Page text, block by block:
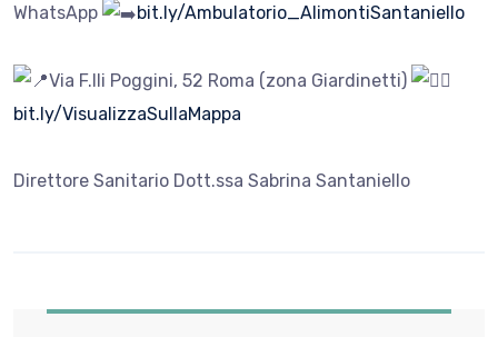
WhatsApp bit.ly/Ambulatorio_AlimontiSantaniello
Via F.lli Poggini, 52 Roma (zona Giardinetti)
bit.ly/VisualizzaSullaMappa
Direttore Sanitario Dott.ssa Sabrina Santaniello